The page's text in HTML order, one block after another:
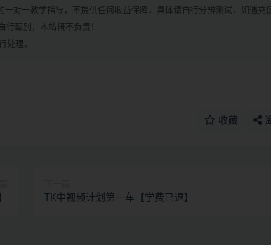
对一教学指导，不提供任何收益保障，具体请自行分辨测试，如遇充
行甄别，本站概不负责！
处理。
收藏
TK中视频计划第一车【学费已退】